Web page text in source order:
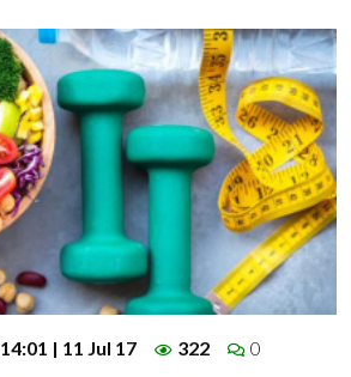
14:01 | 11 Jul 17 322 0